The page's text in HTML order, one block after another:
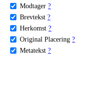
Modtager ?
Brevtekst ?
Herkomst ?
Original Placering ?
Metatekst ?